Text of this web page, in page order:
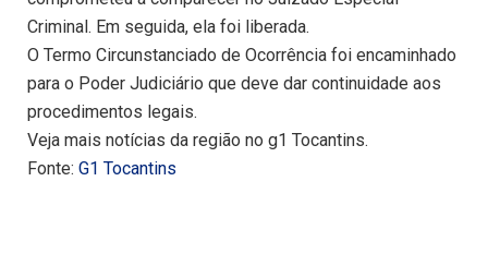
Criminal. Em seguida, ela foi liberada.
O Termo Circunstanciado de Ocorrência foi encaminhado
para o Poder Judiciário que deve dar continuidade aos
procedimentos legais.
Veja mais notícias da região no g1 Tocantins.
Fonte: G1 Tocantins